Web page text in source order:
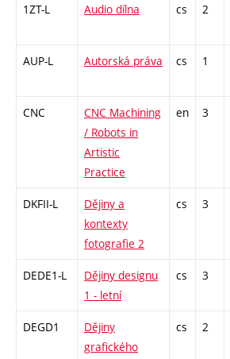
1ZT-L Audio dílna cs 2
AUP-L Autorská práva cs 1
CNC
CNC Machining
/ Robots in
Artistic
Practice
en 3
DKFII-L
Dějiny a
kontexty
fotografie 2
cs 3
DEDE1-L
Dějiny designu
1 - letní
cs 3
DEGD1
Dějiny
grafického
cs 2